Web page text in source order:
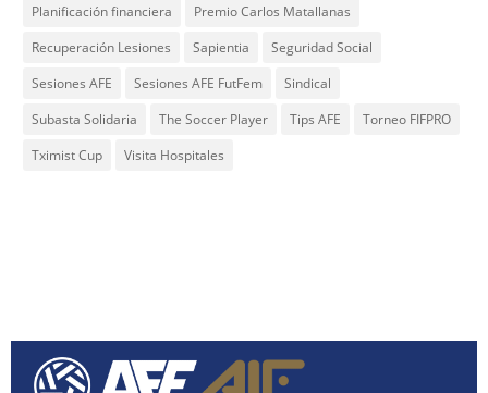
Planificación financiera
Premio Carlos Matallanas
Recuperación Lesiones
Sapientia
Seguridad Social
Sesiones AFE
Sesiones AFE FutFem
Sindical
Subasta Solidaria
The Soccer Player Tips AFE
Torneo FIFPRO
Tximist Cup
Visita Hospitales